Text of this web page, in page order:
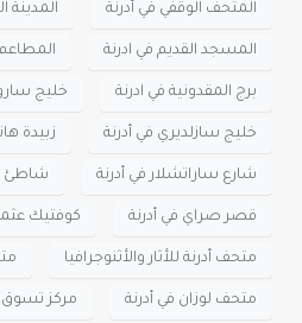
المتحف الوقفي في أدرنة المدينة
المسجد القديم في ادرنة
برج المقدونية في ادرنة خليج
خليج سازلديري في أدرنة زبيدة
شارع ساراتشلار في أدرنة شاطئ
قصر صراي في أدرنة كوفتيك
متحف أدرنة للأثار والأثنوجرافيا
متحف لوزان في أدرنة مركز تسوق